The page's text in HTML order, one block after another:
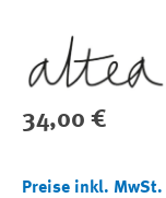
Regulärer Preis:
34,00 €
Preise inkl.